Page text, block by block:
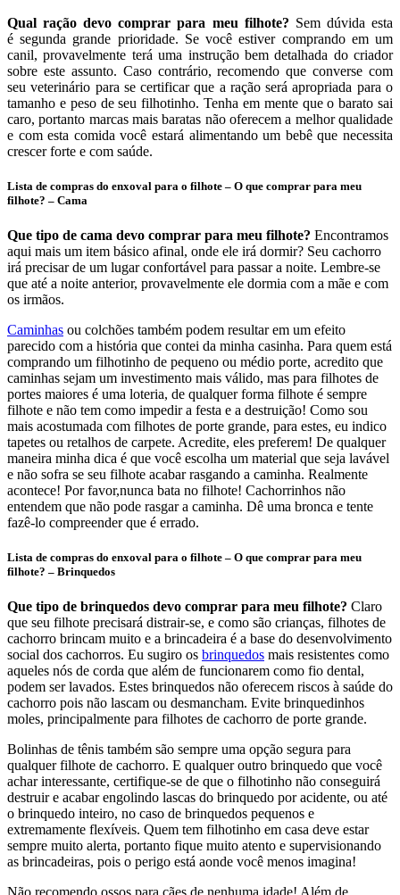
Qual ração devo comprar para meu filhote? Sem dúvida esta
é segunda grande prioridade. Se você estiver comprando em um
canil, provavelmente terá uma instrução bem detalhada do criador
sobre este assunto. Caso contrário, recomendo que converse com
seu veterinário para se certificar que a ração será apropriada para o
tamanho e peso de seu filhotinho. Tenha em mente que o barato sai
caro, portanto marcas mais baratas não oferecem a melhor qualidade
e com esta comida você estará alimentando um bebê que necessita
crescer forte e com saúde.
Lista de compras do enxoval para o filhote – O que comprar para meu
filhote? – Cama
Que tipo de cama devo comprar para meu filhote? Encontramos
aqui mais um item básico afinal, onde ele irá dormir? Seu cachorro
irá precisar de um lugar confortável para passar a noite. Lembre-se
que até a noite anterior, provavelmente ele dormia com a mãe e com
os irmãos.
Caminhas ou colchões também podem resultar em um efeito
parecido com a história que contei da minha casinha. Para quem está
comprando um filhotinho de pequeno ou médio porte, acredito que
caminhas sejam um investimento mais válido, mas para filhotes de
portes maiores é uma loteria, de qualquer forma filhote é sempre
filhote e não tem como impedir a festa e a destruição! Como sou
mais acostumada com filhotes de porte grande, para estes, eu indico
tapetes ou retalhos de carpete. Acredite, eles preferem! De qualquer
maneira minha dica é que você escolha um material que seja lavável
e não sofra se seu filhote acabar rasgando a caminha. Realmente
acontece! Por favor,nunca bata no filhote! Cachorrinhos não
entendem que não pode rasgar a caminha. Dê uma bronca e tente
fazê-lo compreender que é errado.
Lista de compras do enxoval para o filhote – O que comprar para meu
filhote? – Brinquedos
Que tipo de brinquedos devo comprar para meu filhote? Claro
que seu filhote precisará distrair-se, e como são crianças, filhotes de
cachorro brincam muito e a brincadeira é a base do desenvolvimento
social dos cachorros. Eu sugiro os brinquedos mais resistentes como
aqueles nós de corda que além de funcionarem como fio dental,
podem ser lavados. Estes brinquedos não oferecem riscos à saúde do
cachorro pois não lascam ou desmancham. Evite brinquedinhos
moles, principalmente para filhotes de cachorro de porte grande.
Bolinhas de tênis também são sempre uma opção segura para
qualquer filhote de cachorro. E qualquer outro brinquedo que você
achar interessante, certifique-se de que o filhotinho não conseguirá
destruir e acabar engolindo lascas do brinquedo por acidente, ou até
o brinquedo inteiro, no caso de brinquedos pequenos e
extremamente flexíveis. Quem tem filhotinho em casa deve estar
sempre muito alerta, portanto fique muito atento e supervisionando
as brincadeiras, pois o perigo está aonde você menos imagina!